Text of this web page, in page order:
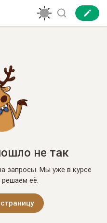
не так
запросы. Мы уже в курсе
её.